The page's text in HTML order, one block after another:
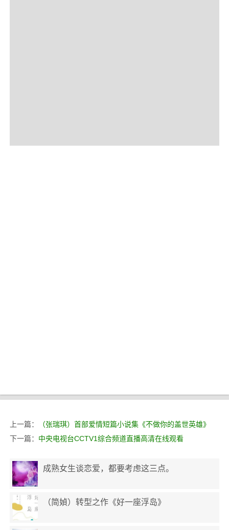
上一篇：
（张瑞琪）首部爱情短篇小说集《不做你的盖世英雄》
下一篇： 中央电视台CCTV1综合频道直播高清在线观看
成熟女生谈恋爱，都要考虑这三点。
（简媜）转型之作《好一座浮岛》